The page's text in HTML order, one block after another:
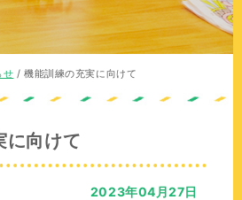
せ /機能訓練の充実に向けて
に向けて
2023年04月27日